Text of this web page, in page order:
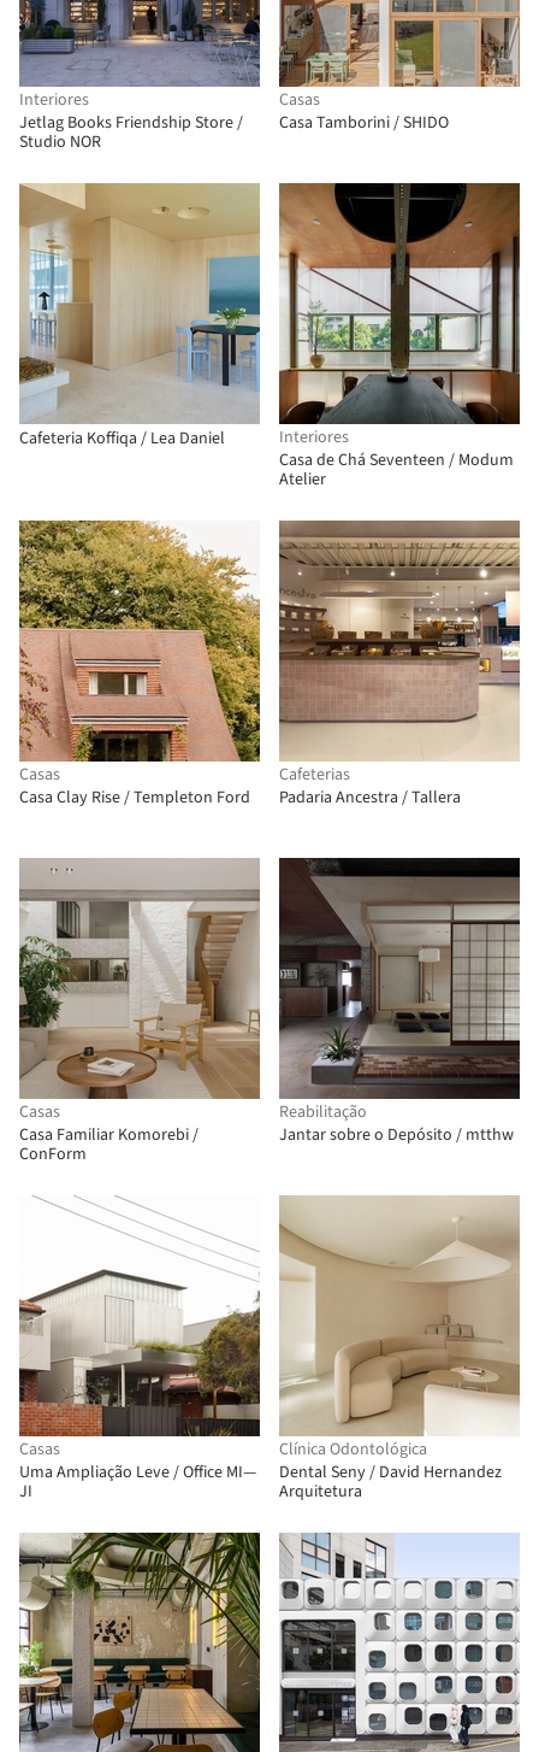
Interiores
Jetlag Books Friendship Store /
Studio NOR
Casas
Casa Tamborini / SHIDO
Cafeteria Koffiqa / Lea Daniel
Interiores
Casa de Chá Seventeen / Modum
Atelier
Casas
Casa Clay Rise / Templeton Ford
Cafeterias
Padaria Ancestra / Tallera
Casas
Casa Familiar Komorebi /
ConForm
Reabilitação
Jantar sobre o Depósito / mtthw
Casas
Uma Ampliação Leve / Office MI—
JI
Clínica Odontológica
Dental Seny / David Hernandez
Arquitetura